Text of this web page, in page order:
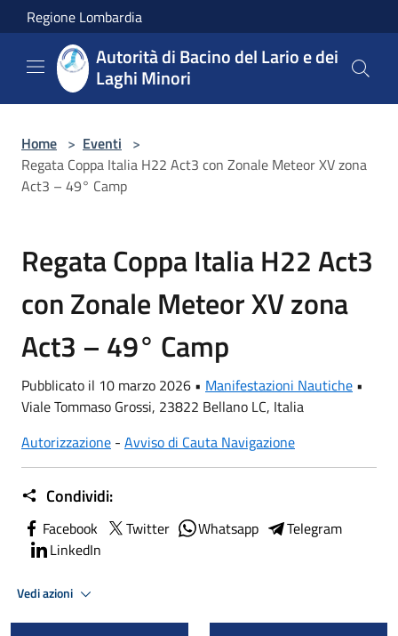
Salta al contenuto principale
Regione Lombardia
Autorità di Bacino del Lario e dei
Laghi Minori
Home > Eventi >
Regata Coppa Italia H22 Act3 con Zonale Meteor XV zona
Act3 – 49° Camp
Regata Coppa Italia H22 Act3
con Zonale Meteor XV zona
Act3 – 49° Camp
Pubblicato il 10 marzo 2026 • Manifestazioni Nautiche •
Viale Tommaso Grossi, 23822 Bellano LC, Italia
Autorizzazione - Avviso di Cauta Navigazione
Condividi:
Facebook Twitter Whatsapp
Telegram
LinkedIn
Vedi azioni